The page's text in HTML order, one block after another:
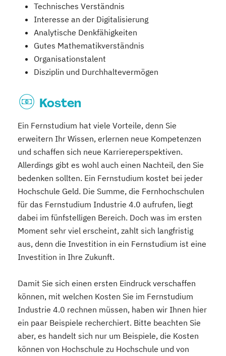
Technisches Verständnis
Interesse an der Digitalisierung
Analytische Denkfähigkeiten
Gutes Mathematikverständnis
Organisationstalent
Disziplin und Durchhaltevermögen
Kosten
Ein Fernstudium hat viele Vorteile, denn Sie
erweitern Ihr Wissen, erlernen neue Kompetenzen
und schaffen sich neue Karriereperspektiven.
Allerdings gibt es wohl auch einen Nachteil, den Sie
bedenken sollten. Ein Fernstudium kostet bei jeder
Hochschule Geld. Die Summe, die Fernhochschulen
für das Fernstudium Industrie 4.0 aufrufen, liegt
dabei im fünfstelligen Bereich. Doch was im ersten
Moment sehr viel erscheint, zahlt sich langfristig
aus, denn die Investition in ein Fernstudium ist eine
Investition in Ihre Zukunft.
Damit Sie sich einen ersten Eindruck verschaffen
können, mit welchen Kosten Sie im Fernstudium
Industrie 4.0 rechnen müssen, haben wir Ihnen hier
ein paar Beispiele recherchiert. Bitte beachten Sie
aber, es handelt sich nur um Beispiele, die Kosten
können von Hochschule zu Hochschule und von